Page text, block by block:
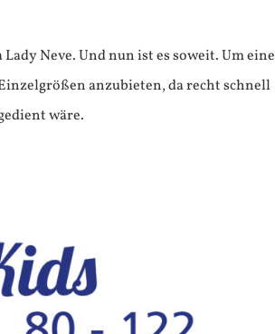
Neve. Und nun ist es soweit. Um eine
anzubieten, da recht schnell
wäre.